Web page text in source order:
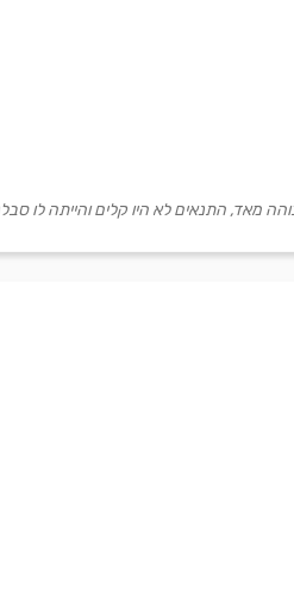
מאד, התנאים לא היו קלים והייתה לו